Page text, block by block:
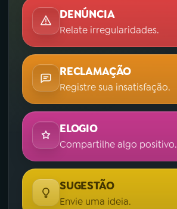
DENÚNCIA
Relate irregularidades.
RECLAMAÇÃO
Registre sua insatisfação.
ELOGIO
Compartilhe algo positivo.
SUGESTÃO
Envie uma ideia.